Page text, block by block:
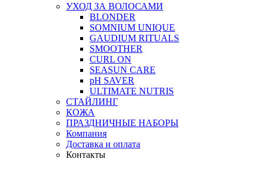
УХОД ЗА ВОЛОСАМИ
BLONDER
SOMNIUM UNIQUE
GAUDIUM RITUALS
SMOOTHER
CURL ON
SEASUN CARE
pH SAVER
ULTIMATE NUTRIS
СТАЙЛИНГ
КОЖА
ПРАЗДНИЧНЫЕ НАБОРЫ
Компания
Доставка и оплата
Контакты